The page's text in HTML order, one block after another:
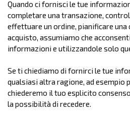
Quando ci fornisci le tue
completare una transazione,
effettuare un ordine, pianificare
acquisto, assumiamo che
informazioni e utilizzandole solo
Se ti chiediamo di fornirci le tue
qualsiasi altra ragione, ad esempio
chiederemo il tuo esplicito
la possibilità di recedere.